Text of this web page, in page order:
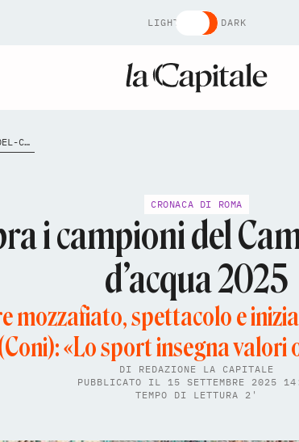
LIGHT DARK
FIUMICINO-CELEBRA-I-CAMPIONI-DEL-CAMPIONATO-ITALIANO-MOTO-DACQUA-2025
CRONACA DI ROMA
i campioni del
d’acqua 2025
mozzafiato, spettacolo e
«Lo sport insegna valori
DI REDAZIONE LA CAPITALE
PUBBLICATO IL 15 SETTEMBRE 2025
TEMPO DI LETTURA 2'